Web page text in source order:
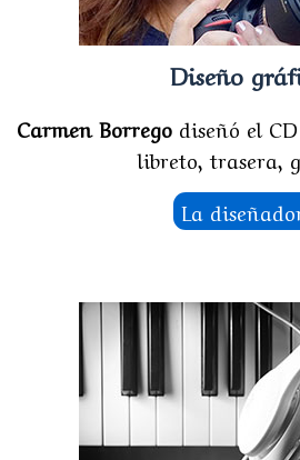
Diseño
Carmen Borregodiseñó el
libreto, trasera,
La